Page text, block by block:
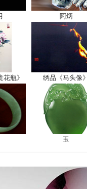
阿炳
瓶》 绣品《马头像
玉